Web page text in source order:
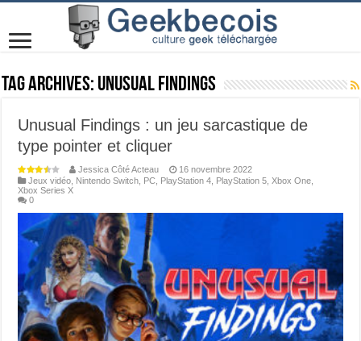
Tag Archives: Unusual Findings
Unusual Findings : un jeu sarcastique de
type pointer et cliquer
Jessica Côté Acteau
16 novembre 2022
Jeux vidéo Nintendo Switch PC PlayStation 4 PlayStation 5 ,Xbox One
Xbox Series X
0